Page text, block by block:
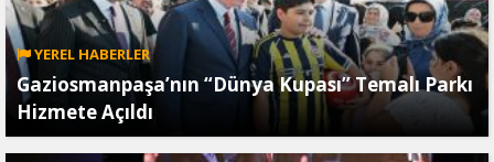
YEREL HABERLER
Gaziosmanpaşa’nın “Dünya Kupası” Temalı Parkı
Hizmete Açıldı